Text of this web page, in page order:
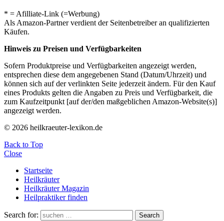
* = Afilliate-Link (=Werbung)
Als Amazon-Partner verdient der Seitenbetreiber an qualifizierten
Käufen.
Hinweis zu Preisen und Verfügbarkeiten
Sofern Produktpreise und Verfügbarkeiten angezeigt werden,
entsprechen diese dem angegebenen Stand (Datum/Uhrzeit) und
können sich auf der verlinkten Seite jederzeit ändern. Für den Kauf
eines Produkts gelten die Angaben zu Preis und Verfügbarkeit, die
zum Kaufzeitpunkt [auf der/den maßgeblichen Amazon-Website(s)]
angezeigt werden.
© 2026 heilkraeuter-lexikon.de
Back to Top
Close
Startseite
Heilkräuter
Heilkräuter Magazin
Heilpraktiker finden
Search for: Search